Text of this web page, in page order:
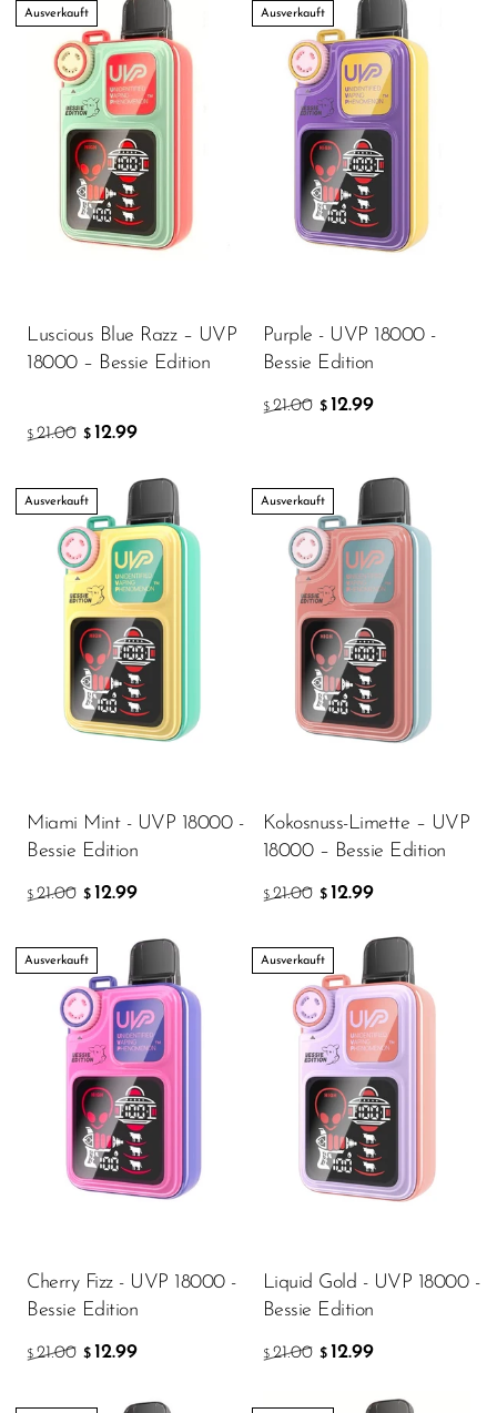
Geek Bar
Glamee
Happy Stiks
HERO
Hi-Drip
Hulk Hogan
Hyde
Hyve
Ijoy
JNR
Juice Head
KangVAPE
Kado Bar
Kartel Vapes
Lost Mary
Lost Vape
Luffbar
Memers
Milli Bar
Monster Bar
Monster Vape Labs
MTRX
NIKO Bar
North
Ausverkauft
Luscious Blue Razz – UVP
18000 – Bessie Edition
$ 21.00 $ 12.99
Ausverkauft
Purple - UVP 18000 -
Bessie Edition
$ 21.00 $ 12.99
Ausverkauft
Miami Mint - UVP 18000 -
Bessie Edition
$ 21.00 $ 12.99
Ausverkauft
Kokosnuss-Limette – UVP
18000 – Bessie Edition
$ 21.00 $ 12.99
Ausverkauft
Cherry Fizz - UVP 18000 -
Bessie Edition
$ 21.00 $ 12.99
Ausverkauft
Liquid Gold - UVP 18000 -
Bessie Edition
$ 21.00 $ 12.99